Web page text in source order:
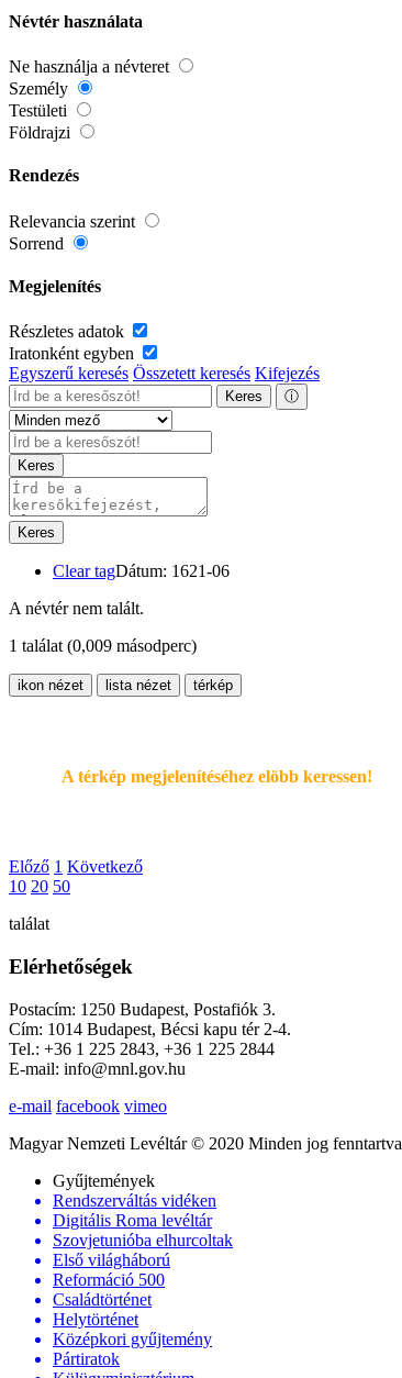
Névtér használata
Ne használja a névteret
Személy
Testületi
Földrajzi
Rendezés
Relevancia szerint
Sorrend
Megjelenítés
Részletes adatok
Iratonként egyben
Egyszerű keresés Összetett keresés Kifejezés
Keres ⓘ
Keres
Keres
Clear tagDátum: 1621-06
A névtér nem talált.
1 találat (0,009 másodperc)
ikon nézet lista nézet térkép
A térkép megjelenítéséhez elöbb keressen!
Előző 1 Következő
10 20 50
találat
Elérhetőségek
Postacím: 1250 Budapest, Postafiók 3.
Cím: 1014 Budapest, Bécsi kapu tér 2-4.
Tel.: +36 1 225 2843, +36 1 225 2844
E-mail: info@mnl.gov.hu
e-mail facebook vimeo
Magyar Nemzeti Levéltár © 2020 Minden jog fenntartva
Gyűjtemények
Rendszerváltás vidéken
Digitális Roma levéltár
Szovjetunióba elhurcoltak
Első világháború
Reformáció 500
Családtörténet
Helytörténet
Középkori gyűjtemény
Pártiratok